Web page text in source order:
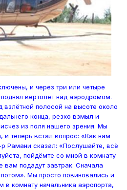
и через три или четыре
вертолёт над аэродромом.
взлётной полосой на высоте около
конца, резко взмыл и
из поля нашего зрения. Мы
и теперь встал вопрос: «Как нам
Рамани сказал: «Послушайте, всё
пойдёмте со мной в комнату
вам подадут завтрак. Сначала
Мы просто повиновались и
в комнату начальника аэропорта,